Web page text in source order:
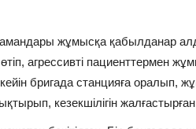
жұмысқа қабылданар
агрессивті пациенттермен
бригада станцияға оралып,
кезекшілігін